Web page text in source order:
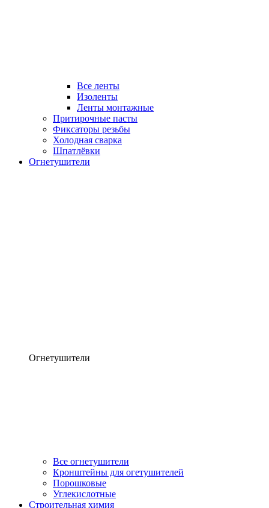
Все ленты
Изоленты
Ленты монтажные
Притирочные пасты
Фиксаторы резьбы
Холодная сварка
Шпатлёвки
Огнетушители
Огнетушители
Все огнетушители
Кронштейны для огетушителей
Порошковые
Углекислотные
Строительная химия